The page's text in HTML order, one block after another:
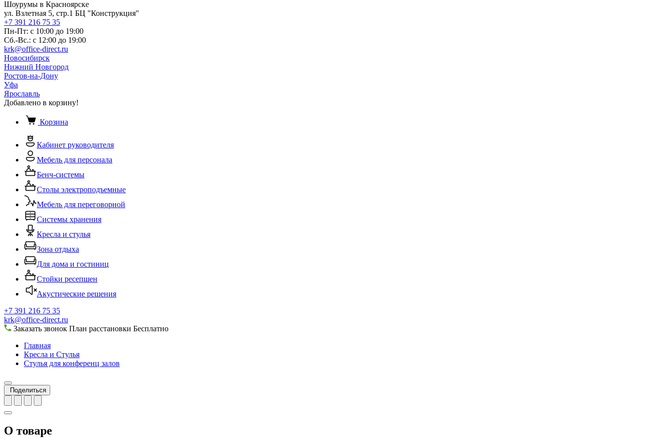
Шоурумы в Красноярске
ул. Взлетная 5, стр.1 БЦ "Конструкция"
+7 391 216 75 35
Пн-Пт: с 10:00 до 19:00
Сб.-Вс.: с 12:00 до 19:00
krk@office-direct.ru
Новосибирск
Нижний Новгород
Ростов-на-Дону
Уфа
Ярославль
Добавлено в корзину!
Корзина
Кабинет руководителя
Мебель для персонала
Бенч-системы
Столы электроподъемные
Мебель для переговорной
Системы хранения
Кресла и стулья
Зона отдыха
Для дома и гостиниц
Стойки ресепшен
Акустические решения
+7 391 216 75 35
krk@office-direct.ru
Заказать звонок План расстановки Бесплатно
Главная
Кресла и Стулья
Стулья для конференц залов
Поделиться
О товаре